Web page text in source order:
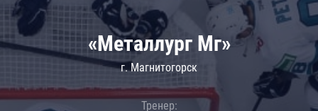
«Металлург Мг»
г. Магнитогорск
Тренер: